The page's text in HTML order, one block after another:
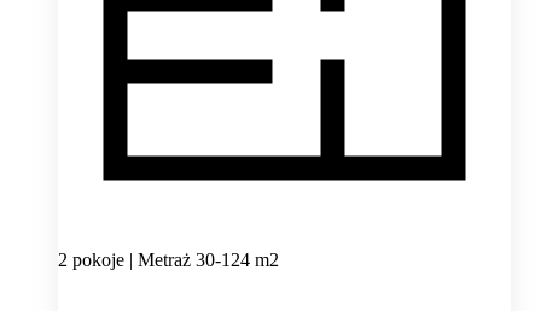
2 pokoje | Metraż 30-124 m2